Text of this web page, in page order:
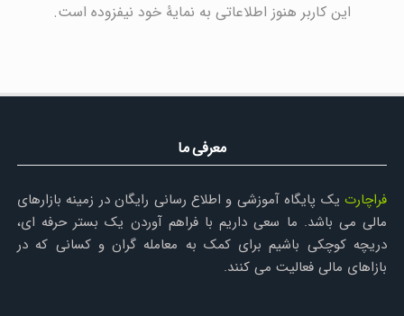
این کاربر هنوز اطلاعاتی به نمایۀ خود نیفزوده است.
معرفی ما
فراچارتیک پایگاه آموزشی و اطلاع رسانی رایگان در زمینه بازارهای
مالی می باشد. ما سعی داریم با فراهم آوردن یک بستر حرفه ای،
دریچه کوچکی باشیم برای کمک به معامله گران و کسانی که در
بازاهای مالی فعالیت می کنند.